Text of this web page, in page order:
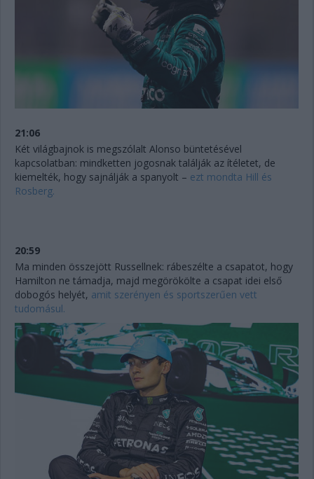
21:06
Két világbajnok is megszólalt Alonso büntetésével
kapcsolatban: mindketten jogosnak találják az ítéletet, de
kiemelték, hogy sajnálják a spanyolt – ezt mondta Hill és
Rosberg.
20:59
Ma minden összejött Russellnek: rábeszélte a csapatot, hogy
Hamilton ne támadja, majd megörökölte a csapat idei első
dobogós helyét, amit szerényen és sportszerűen vett
tudomásul.